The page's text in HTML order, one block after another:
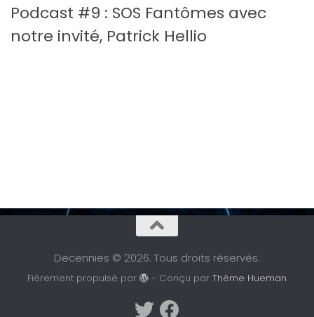
Podcast #9 : SOS Fantômes avec
notre invité, Patrick Hellio
Decennies © 2026. Tous droits réservés.
Fièrement propulsé par - Conçu parThème Hueman